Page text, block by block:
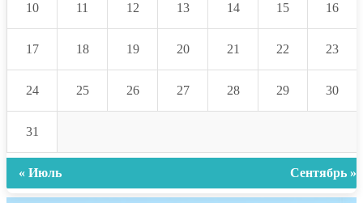
10 11 12 13 14 15 16
17 18 19 20 21 22 23
24 25 26 27 28 29 30
31
« Июль Сентябрь »